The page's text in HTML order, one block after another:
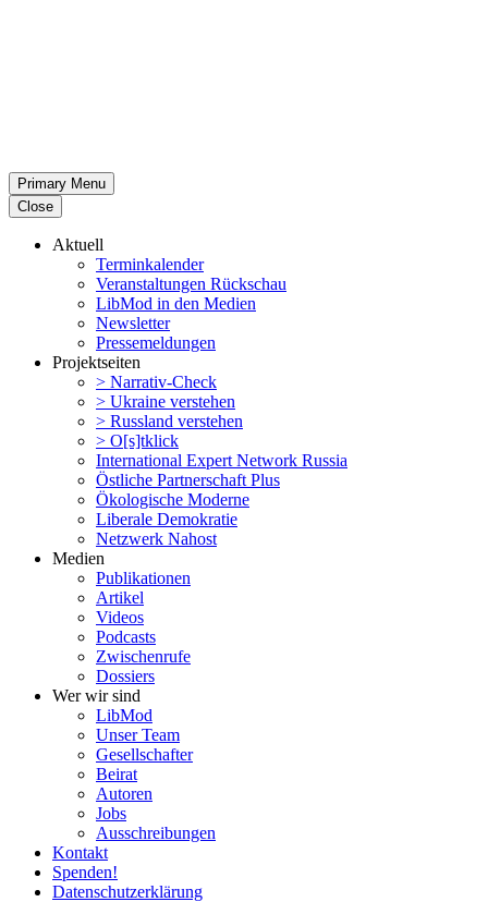
Primary Menu
Close
Aktuell
Termin­ka­lender
Veran­stal­tungen Rückschau
LibMod in den Medien
Newsletter
Presse­mel­dungen
Projekt­seiten
> Narrativ-Check
> Ukraine verstehen
> Russland verstehen
> O[s]tklick
Inter­na­tional Expert Network Russia
Östliche Partner­schaft Plus
Ökolo­gische Moderne
Liberale Demokratie
Netzwerk Nahost
Medien
Publi­ka­tionen
Artikel
Videos
Podcasts
Zwischenrufe
Dossiers
Wer wir sind
LibMod
Unser Team
Gesell­schafter
Beirat
Autoren
Jobs
Ausschrei­bungen
Kontakt
Spenden!
Daten­schutz­er­klärung